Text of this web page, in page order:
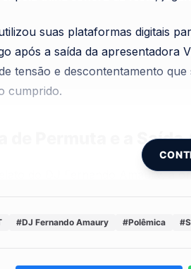
suas plataformas digitais
após a saída da apresentadora
tensão e descontentamento
cumprido.
de Permuta e a
do DJ Fernando Amaury, a
Fonseca teria se
#DJ Fernando Amaury #Polêmica